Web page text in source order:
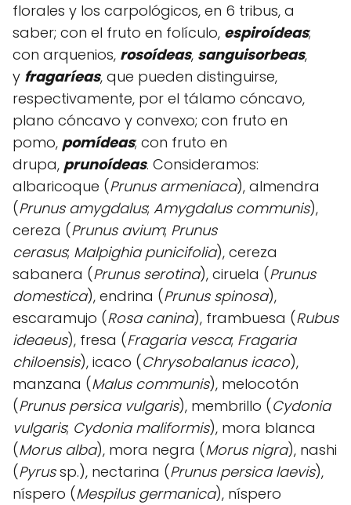
florales y los carpológicos, en 6 tribus, a
saber; con el fruto en folículo, espiroídeas;
con arquenios, rosoídeas, sanguisorbeas,
y fragaríeas, que pueden distinguirse,
respectivamente, por el tálamo cóncavo,
plano cóncavo y convexo; con fruto en
pomo, pomídeas; con fruto en
drupa, prunoídeas. Consideramos:
albaricoque (Prunus armeniaca), almendra
(Prunus amygdalus; Amygdalus communis),
cereza (Prunus avium; Prunus
cerasus; Malpighia punicifolia), cereza
sabanera (Prunus serotina), ciruela (Prunus
domestica), endrina (Prunus spinosa),
escaramujo (Rosa canina), frambuesa (Rubus
ideaeus), fresa (Fragaria vesca; Fragaria
chiloensis), icaco (Chrysobalanus icaco),
manzana (Malus communis), melocotón
(Prunus persica vulgaris), membrillo (Cydonia
vulgaris; Cydonia maliformis), mora blanca
(Morus alba), mora negra (Morus nigra), nashi
(Pyrussp.), nectarina (Prunus persica laevis),
níspero (Mespilus germanica), níspero